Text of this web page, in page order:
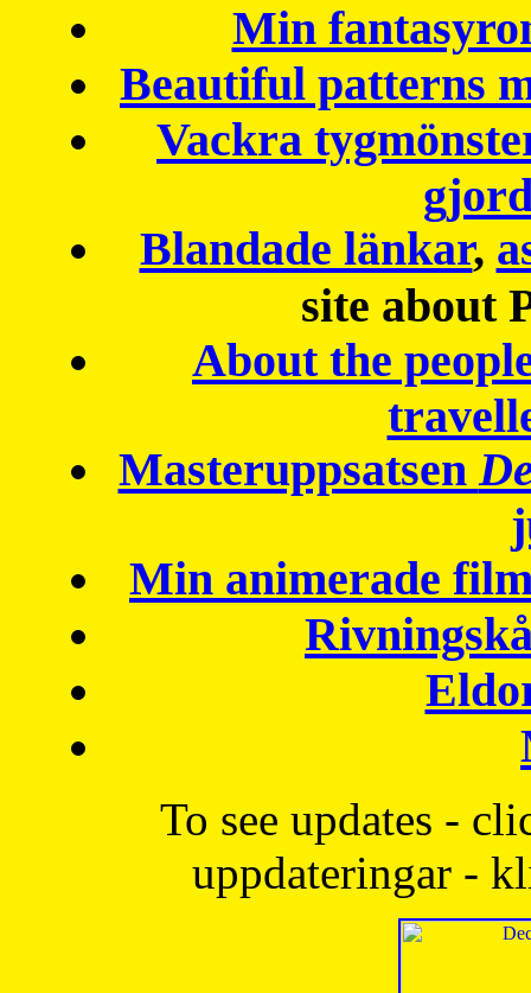
Min
Beautiful patterns
Vackra
Blandade länkar,
site about
About the
Masteruppsatsen
Min animerade
To see updates -
uppdateringar -